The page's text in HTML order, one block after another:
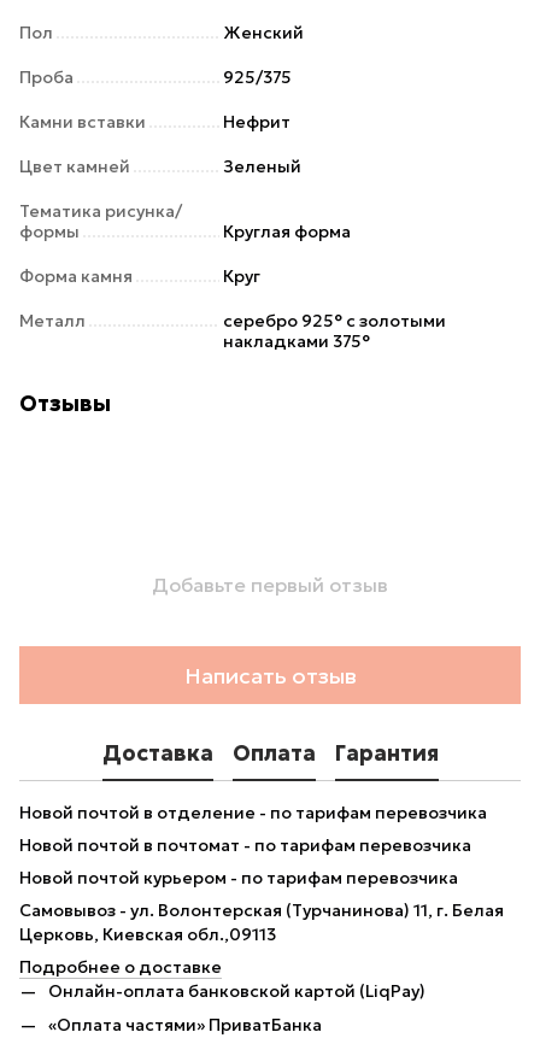
Пол Женский
Проба 925/375
Камни вставки Нефрит
Цвет камней Зеленый
Тематика рисунка/
формы
Круглая форма
Форма камня Круг
Металл
серебро 925° с золотыми
накладками 375°
Отзывы
Добавьте первый отзыв
Написать отзыв
Доставка Оплата Гарантия
Новой почтой в отделение - по тарифам перевозчика
Новой почтой в почтомат - по тарифам перевозчика
Новой почтой курьером - по тарифам перевозчика
Самовывоз - ул. Волонтерская (Турчанинова) 11, г. Белая
Церковь, Киевская обл.,09113
Подробнее о доставке
Онлайн-оплата банковской картой (LiqPay)
«Оплата частями» ПриватБанка